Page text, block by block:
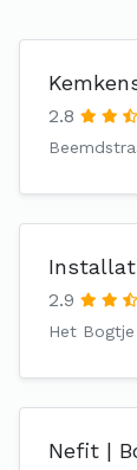
2.8
2.9
Het
Nefit |